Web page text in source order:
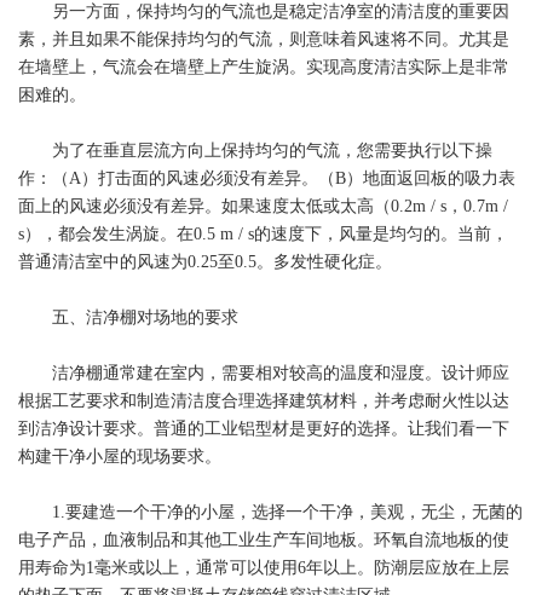
另一方面，保持均匀的气流也是稳定洁净室的清洁度的重要因
素，并且如果不能保持均匀的气流，则意味着风速将不同。尤其是
在墙壁上，气流会在墙壁上产生旋涡。实现高度清洁实际上是非常
困难的。
为了在垂直层流方向上保持均匀的气流，您需要执行以下操
作：（A）打击面的风速必须没有差异。（B）地面返回板的吸力表
面上的风速必须没有差异。如果速度太低或太高（0.2m / s，0.7m /
s），都会发生涡旋。在0.5 m / s的速度下，风量是均匀的。当前，
普通清洁室中的风速为0.25至0.5。多发性硬化症。
五、洁净棚对场地的要求
洁净棚通常建在室内，需要相对较高的温度和湿度。设计师应
根据工艺要求和制造清洁度合理选择建筑材料，并考虑耐火性以达
到洁净设计要求。普通的工业铝型材是更好的选择。让我们看一下
构建干净小屋的现场要求。
1.要建造一个干净的小屋，选择一个干净，美观，无尘，无菌的
电子产品，血液制品和其他工业生产车间地板。环氧自流地板的使
用寿命为1毫米或以上，通常可以使用6年以上。防潮层应放在上层